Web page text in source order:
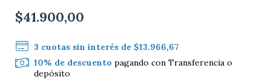
$41.900,00
3 cuotas sin interés de $13.966,67
10% de descuento pagando con Transferencia o
depósito